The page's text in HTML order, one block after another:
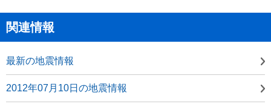
関連情報
最新の地震情報
2012年07月10日の地震情報